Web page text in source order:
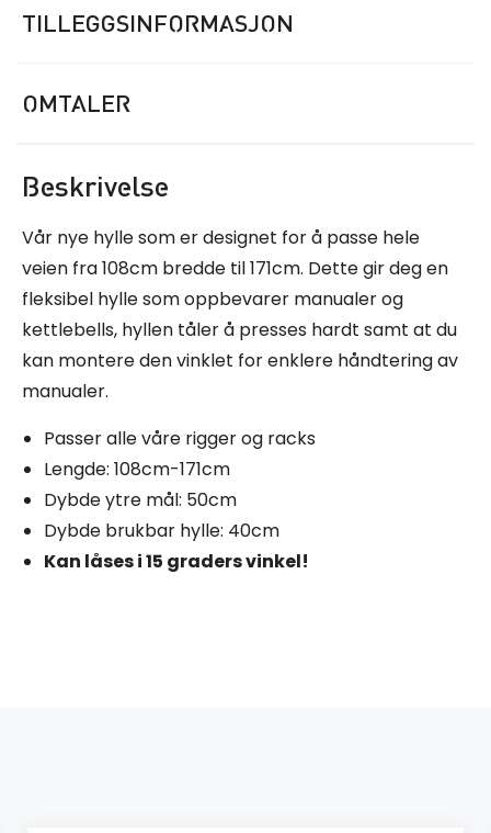
TILLEGGSINFORMASJON
OMTALER
Beskrivelse
Vår nye hylle som er designet for å passe hele
veien fra 108cm bredde til 171cm. Dette gir deg en
fleksibel hylle som oppbevarer manualer og
kettlebells, hyllen tåler å presses hardt samt at du
kan montere den vinklet for enklere håndtering av
manualer.
Passer alle våre rigger og racks
Lengde: 108cm-171cm
Dybde ytre mål: 50cm
Dybde brukbar hylle: 40cm
Kan låses i 15 graders vinkel!